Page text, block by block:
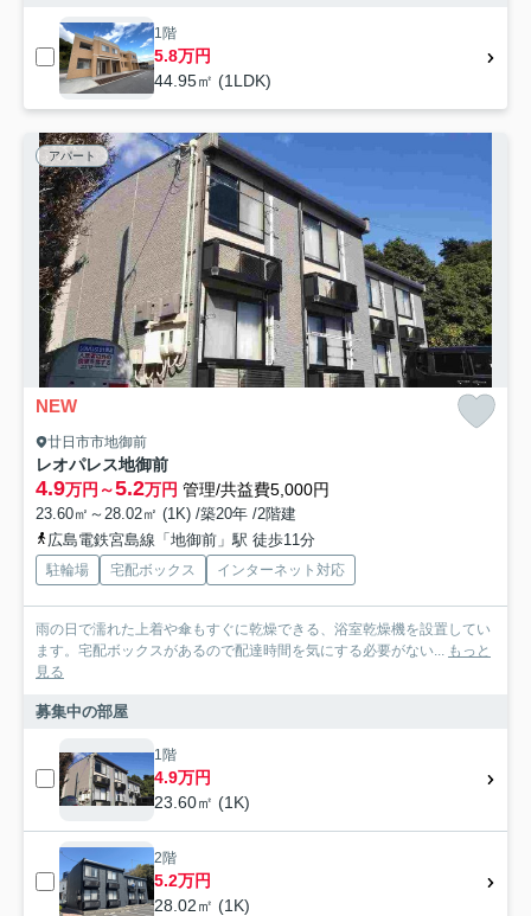
1階
5.8万円
44.95㎡ (1LDK)
アパート
NEW
廿日市市地御前
レオパレス地御前
4.9万円～5.2万円 管理/共益費5,000円
23.60㎡～28.02㎡ (1K) /築20年 /2階建
広島電鉄宮島線「地御前」駅 徒歩11分
駐輪場 宅配ボックス インターネット対応
雨の日で濡れた上着や傘もすぐに乾燥できる、浴室乾燥機を設置してい
ます。宅配ボックスがあるので配達時間を気にする必要がない... もっと
見る
募集中の部屋
1階
4.9万円
23.60㎡ (1K)
2階
5.2万円
28.02㎡ (1K)